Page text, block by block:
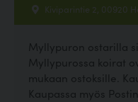
Kiviparintie 2, 00920
Myllypuron ostarilla
Myllypurossa koirat
mukaan ostoksille.
Kaupassa myös